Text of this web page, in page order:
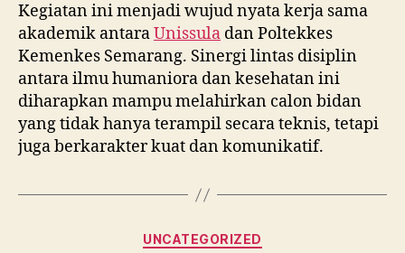
Kegiatan ini menjadi wujud nyata kerja sama
akademik antaraUnissula dan Poltekkes
Kemenkes Semarang. Sinergi lintas disiplin
antara ilmu humaniora dan kesehatan ini
diharapkan mampu melahirkan calon bidan
yang tidak hanya terampil secara teknis, tetapi
juga berkarakter kuat dan komunikatif.
Categories
UNCATEGORIZED